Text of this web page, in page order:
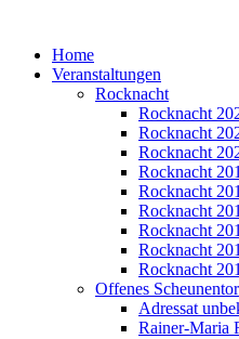
Home
Veranstaltungen
Rocknacht
Rocknacht
Rocknacht
Rocknacht
Rocknacht
Rocknacht
Rocknacht
Rocknacht
Rocknacht
Rocknacht
Offenes Scheunentor
Adressat
Rainer-Maria